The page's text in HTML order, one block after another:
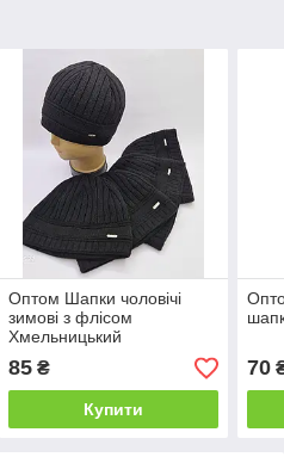
Оптом Шапки чоловічі
зимові з флісом
Хмельницький
85₴
Купити
70